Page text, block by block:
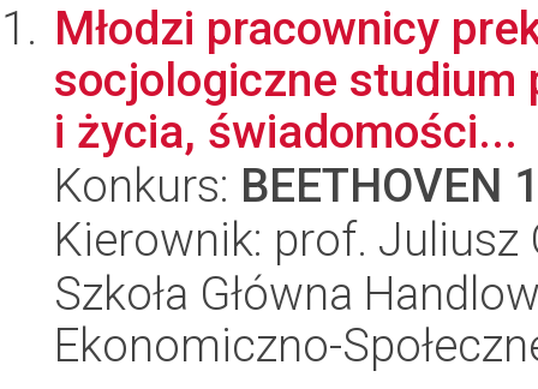
Młodzi pracownicy
socjologiczne studium
i życia, świadomości...
Konkurs: BEETHOVEN
Kierownik: prof. Juliusz
Szkoła Główna
Ekonomiczno-